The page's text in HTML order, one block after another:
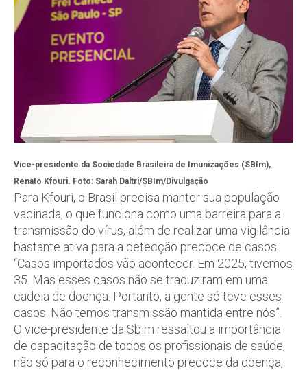
Vice-presidente da Sociedade Brasileira de Imunizações (SBIm),
Renato Kfouri. Foto: Sarah Daltri/SBIm/Divulgação
Para Kfouri, o Brasil precisa manter sua população
vacinada, o que funciona como uma barreira para a
transmissão do vírus, além de realizar uma vigilância
bastante ativa para a detecção precoce de casos.
“Casos importados vão acontecer. Em 2025, tivemos
35. Mas esses casos não se traduziram em uma
cadeia de doença. Portanto, a gente só teve esses
casos. Não temos transmissão mantida entre nós”.
O vice-presidente da Sbim ressaltou a importância
de capacitação de todos os profissionais de saúde,
não só para o reconhecimento precoce da doença,